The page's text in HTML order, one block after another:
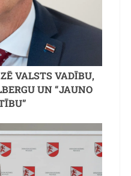
VALSTS VADĪBU,
UN “JAUNO